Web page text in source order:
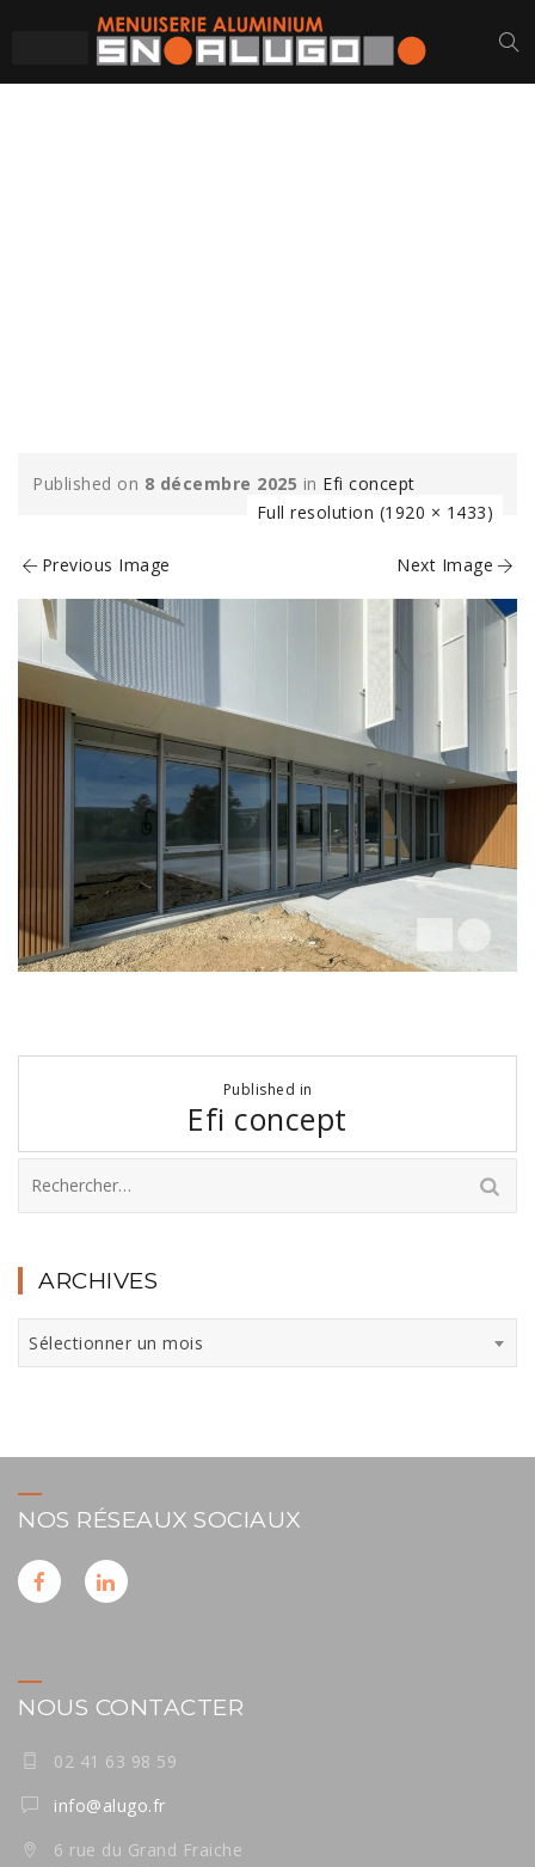
Published on 8 décembre 2025 in Efi concept
Full resolution (1920 × 1433)
Previous Image Next Image
l’article
Published in
Efi concept
ARCHIVES
Archives
Sélectionner un mois
NOS RÉSEAUX SOCIAUX
NOUS CONTACTER
02 41 63 98 59
info@alugo.fr
6 rue du Grand Fraiche